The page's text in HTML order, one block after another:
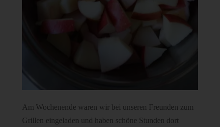
Am Wochenende waren wir bei unseren Freunden zum
Grillen eingeladen und haben schöne Stunden dort